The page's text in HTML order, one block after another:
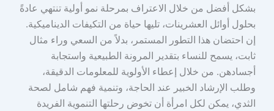
بشكل أفضل من خلال الاعتراف بمرحلة نمو أولية تنتهي عادةً
بحلول أوائل العشرينات، تليها حياة من التكيفات الديناميكية.
إن احتضان هذا التطور المستمر، بدلاً من السعي وراء مثال
ثابت، يسمح للنساء بتقدير المرونة الطبيعية واستجابة
أجسادهن. من خلال إعطاء الأولوية للمعلومات الدقيقة،
وطلب الإرشاد الخبير عند الحاجة، وتنمية فهم شامل لصحة
الثدي، يمكن لكل امرأة أن تخوض رحلتها التنموية الفريدة